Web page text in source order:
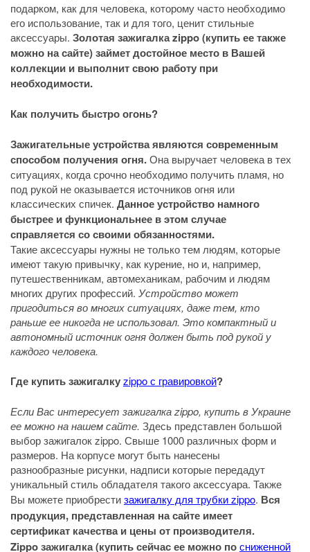
подарком, как для человека, которому часто необходимо
его использование, так и для того, ценит стильные
аксессуары. Золотая зажигалка zippo (купить ее также
можно на сайте) займет достойное место в Вашей
коллекции и выполнит свою работу при
необходимости.
Как получить быстро огонь?
Зажигательные устройства являются современным
способом получения огня.Она выручает человека в тех
ситуациях, когда срочно необходимо получить пламя, но
под рукой не оказывается источников огня или
классических спичек. Данное устройство намного
быстрее и функциональнее в этом случае
справляется со своими обязанностями.
Такие аксессуары нужны не только тем людям, которые
имеют такую привычку, как курение, но и, например,
путешественникам, автомеханикам, рабочим и людям
многих других профессий. Устройство может
пригодиться во многих ситуациях, даже тем, кто
раньше ее никогда не использовал. Это компактный и
автономный источник огня должен быть под рукой у
каждого человека.
Где купить зажигалкуzippo с гравировкой?
Если Вас интересует зажигалка zippo, купить в Украине
ее можно на нашем сайте. Здесь представлен большой
выбор зажигалок zippo. Свыше 1000 различных форм и
размеров. На корпусе могут быть нанесены
разнообразные рисунки, надписи которые передадут
уникальный стиль обладателя такого аксессуара. Также
Вы можете приобрестизажигалку для трубки zippo. Вся
продукция, представленная на сайте имеет
сертификат качества и цены от производителя.
Zippo зажигалка (купить сейчас ее можно посниженной